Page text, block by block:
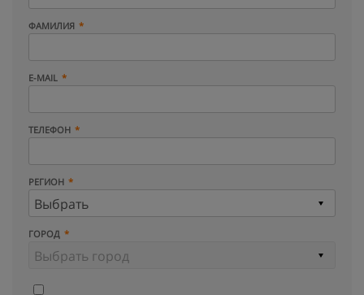
ФАМИЛИЯ
E-MAIL
ТЕЛЕФОН
РЕГИОН
ГОРОД